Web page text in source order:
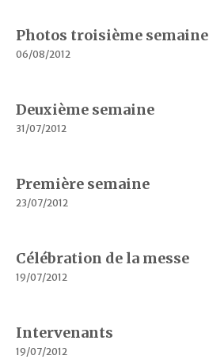
Photos troisième semaine
06/08/2012
Deuxième semaine
31/07/2012
Première semaine
23/07/2012
Célébration de la messe
19/07/2012
Intervenants
19/07/2012